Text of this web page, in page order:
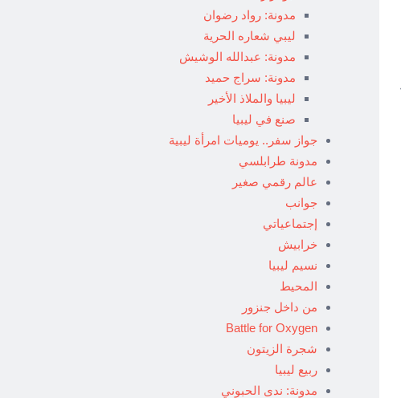
مدونة: رواد رضوان
ليبي شعاره الحرية
مدونة: عبدالله الوشيش
مدونة: سراج حميد
ليبيا والملاذ الأخير
صنع في ليبيا
جواز سفر.. يوميات امرأة ليبية
مدونة طرابلسي
عالم رقمي صغير
جوانب
إجتماعياتي
خرابيش
نسيم ليبيا
المحيط
من داخل جنزور
Battle for Oxygen
شجرة الزيتون
ربيع ليبيا
مدونة: ندى الحبوني